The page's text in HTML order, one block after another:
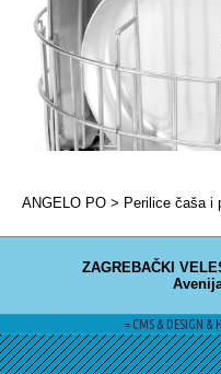
ANGELO PO > Perilice čaša i
ZAGREBAČKI
= CMS & DESIGN &